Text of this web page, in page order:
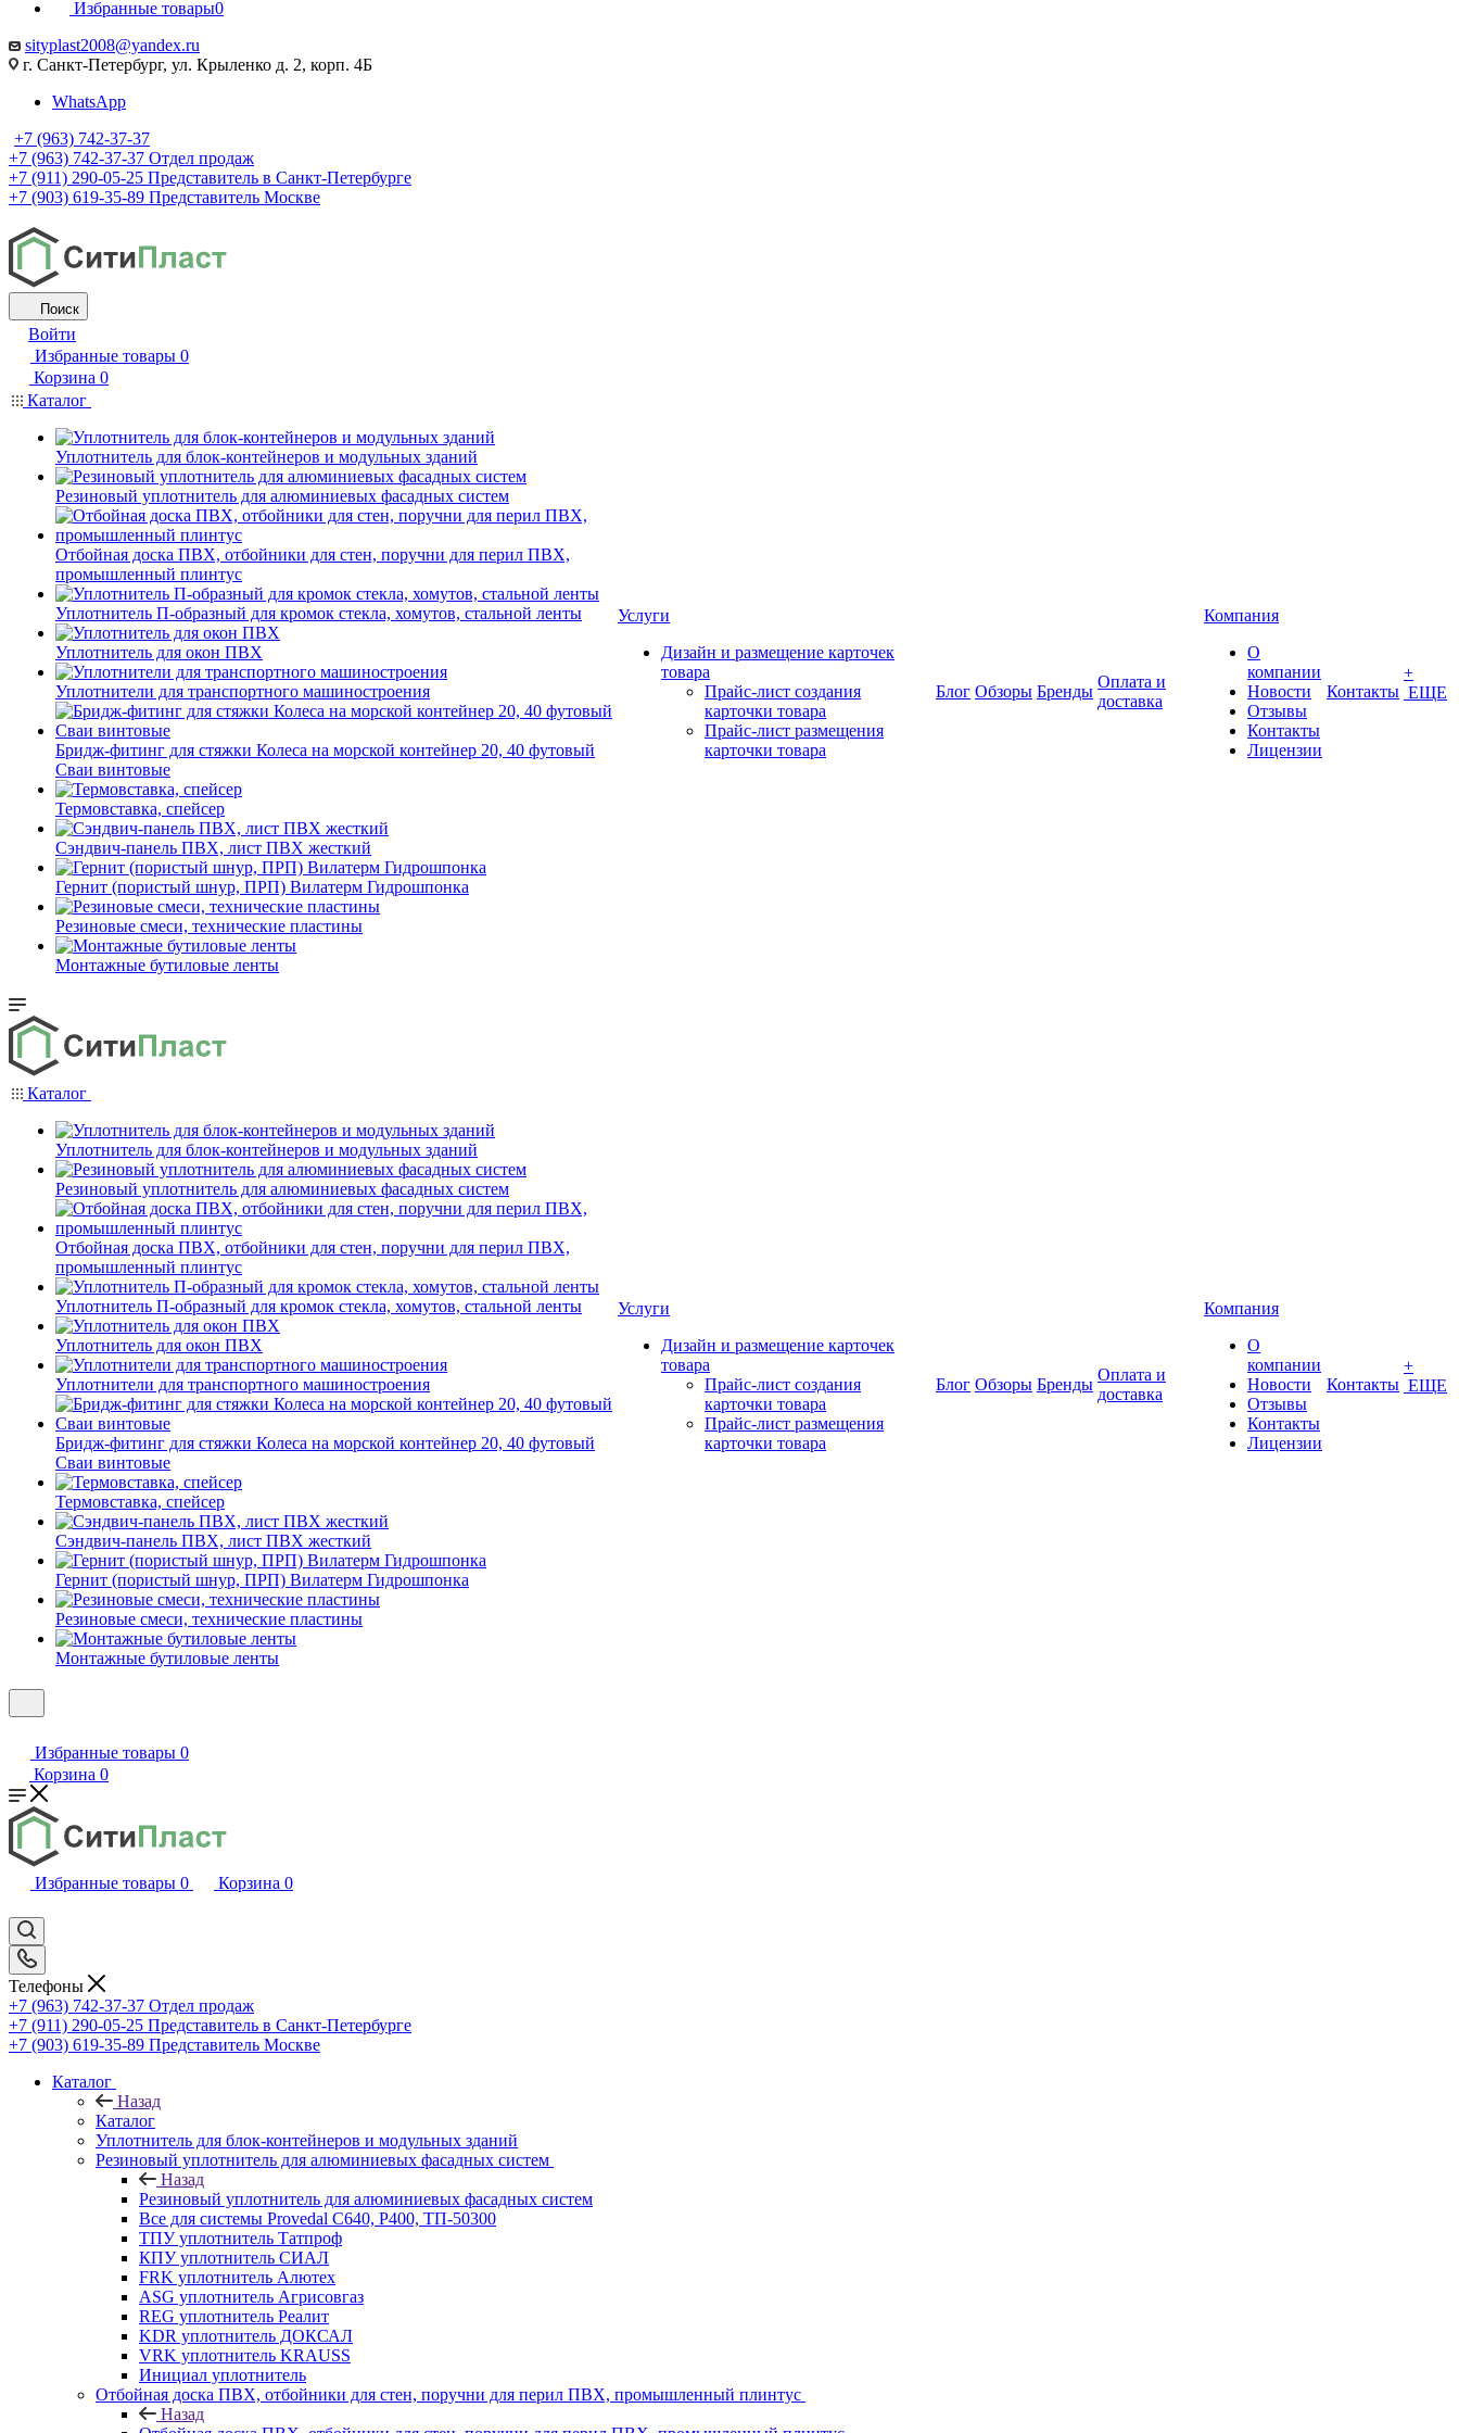
Избранные товары0
sityplast2008@yandex.ru
г. Санкт-Петербург, ул. Крыленко д. 2, корп. 4Б
WhatsApp
+7 (963) 742-37-37
+7 (963) 742-37-37 Отдел продаж
+7 (911) 290-05-25 Представитель в Санкт-Петербурге
+7 (903) 619-35-89 Представитель Москве
Поиск
Войти
Избранные товары 0
Корзина 0
Каталог
Уплотнитель для блок-контейнеров и модульных зданий
Резиновый уплотнитель для алюминиевых фасадных систем
Отбойная доска ПВХ, отбойники для стен, поручни для перил ПВХ,
промышленный плинтус
Уплотнитель П-образный для кромок стекла, хомутов, стальной ленты
Уплотнитель для окон ПВХ
Уплотнители для транспортного машиностроения
Бридж-фитинг для стяжки Колеса на морской контейнер 20, 40 футовый
Сваи винтовые
Термовставка, спейсер
Сэндвич-панель ПВХ, лист ПВХ жесткий
Гернит (пористый шнур, ПРП) Вилатерм Гидрошпонка
Резиновые смеси, технические пластины
Монтажные бутиловые ленты
Услуги
Дизайн и размещение карточек
товара
Прайс-лист создания
карточки товара
Прайс-лист размещения
карточки товара
Блог Обзоры Бренды
Оплата и
доставка
Компания
О
компании
Новости
Отзывы
Контакты
Лицензии
Контакты
+
ЕЩЕ
Каталог
Уплотнитель для блок-контейнеров и модульных зданий
Резиновый уплотнитель для алюминиевых фасадных систем
Отбойная доска ПВХ, отбойники для стен, поручни для перил ПВХ,
промышленный плинтус
Уплотнитель П-образный для кромок стекла, хомутов, стальной ленты
Уплотнитель для окон ПВХ
Уплотнители для транспортного машиностроения
Бридж-фитинг для стяжки Колеса на морской контейнер 20, 40 футовый
Сваи винтовые
Термовставка, спейсер
Сэндвич-панель ПВХ, лист ПВХ жесткий
Гернит (пористый шнур, ПРП) Вилатерм Гидрошпонка
Резиновые смеси, технические пластины
Монтажные бутиловые ленты
Услуги
Дизайн и размещение карточек
товара
Прайс-лист создания
карточки товара
Прайс-лист размещения
карточки товара
Блог Обзоры Бренды
Оплата и
доставка
Компания
О
компании
Новости
Отзывы
Контакты
Лицензии
Контакты
+
ЕЩЕ
Избранные товары 0
Корзина 0
Избранные товары 0 Корзина 0
Телефоны
+7 (963) 742-37-37 Отдел продаж
+7 (911) 290-05-25 Представитель в Санкт-Петербурге
+7 (903) 619-35-89 Представитель Москве
Каталог
Назад
Каталог
Уплотнитель для блок-контейнеров и модульных зданий
Резиновый уплотнитель для алюминиевых фасадных систем
Назад
Резиновый уплотнитель для алюминиевых фасадных систем
Все для системы Provedal С640, Р400, ТП-50300
ТПУ уплотнитель Татпроф
КПУ уплотнитель СИАЛ
FRK уплотнитель Алютех
ASG уплотнитель Агрисовгаз
REG уплотнитель Реалит
KDR уплотнитель ДОКСАЛ
VRK уплотнитель KRAUSS
Инициал уплотнитель
Отбойная доска ПВХ, отбойники для стен, поручни для перил ПВХ, промышленный плинтус
Назад